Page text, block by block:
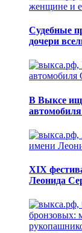
Судебные
дочери
В Выксе
XIX
Леонида